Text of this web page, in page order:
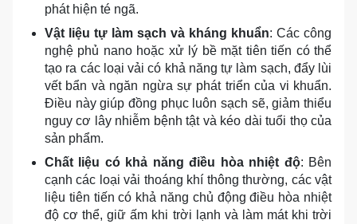
phát hiện té ngã.
Vật liệu tự làm sạch và kháng khuẩn: Các công
nghệ phủ nano hoặc xử lý bề mặt tiên tiến có thể
tạo ra các loại vải có khả năng tự làm sạch, đẩy lùi
vết bẩn và ngăn ngừa sự phát triển của vi khuẩn.
Điều này giúp đồng phục luôn sạch sẽ, giảm thiểu
nguy cơ lây nhiễm bệnh tật và kéo dài tuổi thọ của
sản phẩm.
Chất liệu có khả năng điều hòa nhiệt độ: Bên
cạnh các loại vải thoáng khí thông thường, các vật
liệu tiên tiến có khả năng chủ động điều hòa nhiệt
độ cơ thể, giữ ấm khi trời lạnh và làm mát khi trời